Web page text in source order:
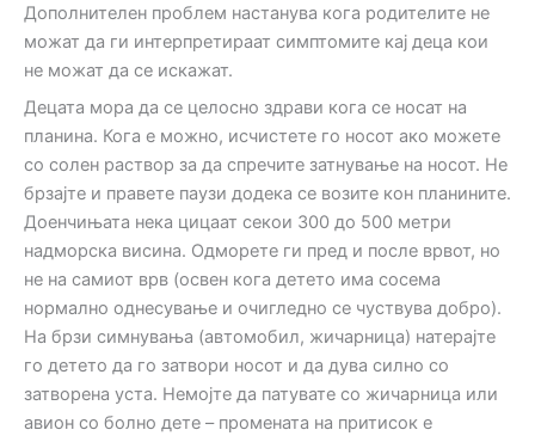
Дополнителен проблем настанува кога родителите не
можат да ги интерпретираат симптомите кај деца кои
не можат да се искажат.
Децата мора да се целосно здрави кога се носат на
планина. Кога е можно, исчистете го носот ако можете
со солен раствор за да спречите затнување на носот. Не
брзајте и правете паузи додека се возите кон планините.
Доенчињата нека цицаат секои 300 до 500 метри
надморска висина. Одморете ги пред и после врвот, но
не на самиот врв (освен кога детето има сосема
нормално однесување и очигледно се чуствува добро).
На брзи симнувања (автомобил, жичарница) натерајте
го детето да го затвори носот и да дува силно со
затворена уста. Немојте да патувате со жичарница или
авион со болно дете – промената на притисок е